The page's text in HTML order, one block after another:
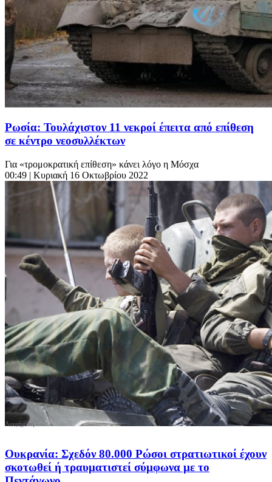
Ρωσία: Τουλάχιστον 11 νεκροί έπειτα από επίθεση
σε κέντρο νεοσυλλέκτων
Για «τρομοκρατική επίθεση» κάνει λόγο η Μόσχα
00:49 | Κυριακή 16 Οκτωβρίου 2022
Ουκρανία: Σχεδόν 80.000 Ρώσοι στρατιωτικοί έχουν
σκοτωθεί ή τραυματιστεί σύμφωνα με το